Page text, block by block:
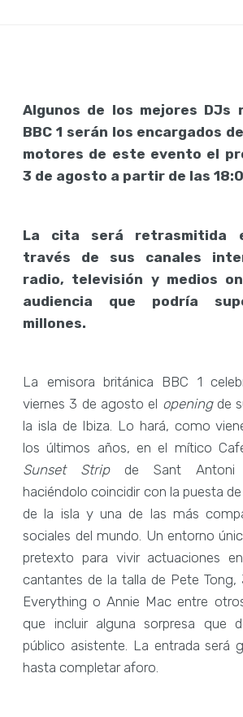
Algunos de los mejores DJs
BBC 1 serán los encargados
motores de este evento el
3 de agosto a partir de las
La cita será retrasmitida
través de sus canales
radio, televisión y medios
audiencia que podría
millones.
La emisora británica BBC 1
viernes 3 de agosto el openingde
la isla de Ibiza. Lo hará, como
los últimos años, en el mítico
Sunset Stripde Sant Antoni
haciéndolo coincidir con la puesta
de la isla y una de las más
sociales del mundo. Un entorno
pretexto para vivir actuaciones
cantantes de la talla de Pete
Everything o Annie Mac entre
que incluir alguna sorpresa que
público asistente. La entrada será
hasta completar aforo.